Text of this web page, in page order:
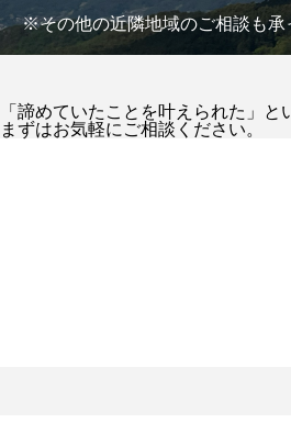
※その他の近隣地域のご相談も承
「諦めていたことを叶えられた」
まずはお気軽にご相談ください。